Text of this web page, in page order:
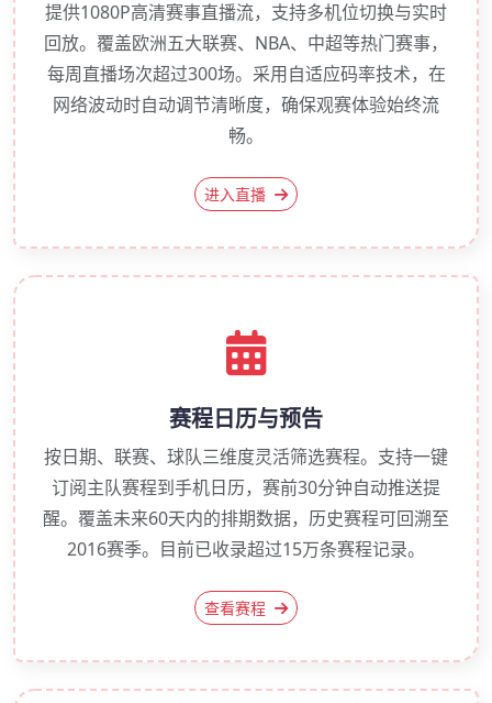
提供1080P高清赛事直播流，支持多机位切换与实时
回放。覆盖欧洲五大联赛、NBA、中超等热门赛事，
每周直播场次超过300场。采用自适应码率技术，在
网络波动时自动调节清晰度，确保观赛体验始终流
畅。
进入直播
赛程日历与预告
按日期、联赛、球队三维度灵活筛选赛程。支持一键
订阅主队赛程到手机日历，赛前30分钟自动推送提
醒。覆盖未来60天内的排期数据，历史赛程可回溯至
2016赛季。目前已收录超过15万条赛程记录。
查看赛程